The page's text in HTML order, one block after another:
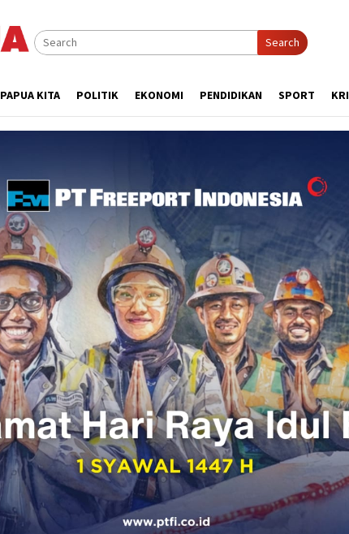
Search
PAPUA KITA POLITIK EKONOMI PENDIDIKAN SPORT